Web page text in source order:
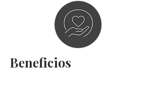
Beneficios